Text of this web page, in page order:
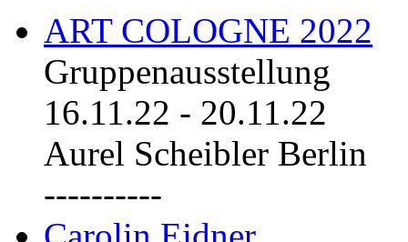
ART COLOGNE 2022
Gruppenausstellung
16.11.22 - 20.11.22
Aurel Scheibler Berlin
----------